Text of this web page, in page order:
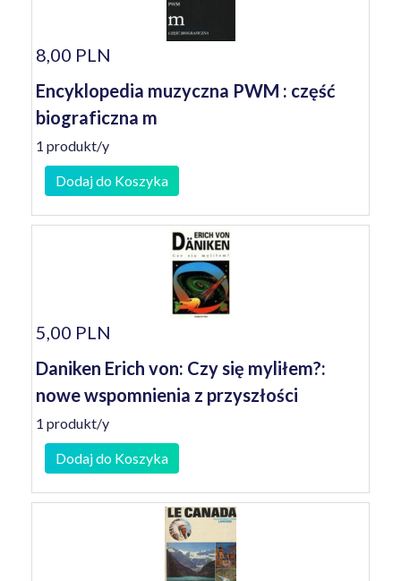
8,00 PLN
Encyklopedia muzyczna PWM : część
biograficzna m
1 produkt/y
Dodaj do Koszyka
5,00 PLN
Daniken Erich von: Czy się myliłem?:
nowe wspomnienia z przyszłości
1 produkt/y
Dodaj do Koszyka